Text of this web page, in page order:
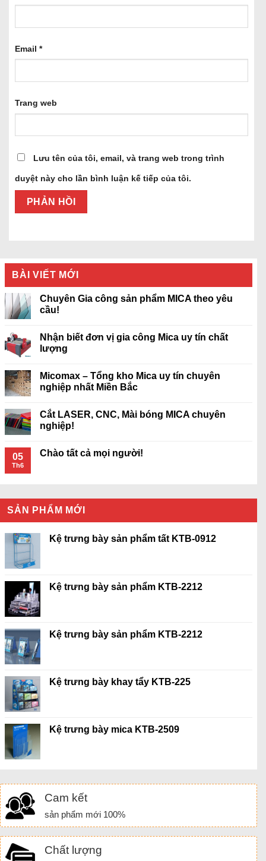
Email *
Trang web
Lưu tên của tôi, email, và trang web trong trình
duyệt này cho lần bình luận kế tiếp của tôi.
BÀI VIẾT MỚI
Chuyên Gia công sản phẩm MICA theo yêu
cầu!
Nhận biết đơn vị gia công Mica uy tín chất
lượng
Micomax – Tổng kho Mica uy tín chuyên
nghiệp nhất Miền Bắc
Cắt LASER, CNC, Mài bóng MICA chuyên
nghiệp!
05
Th6
Chào tất cả mọi người!
SẢN PHẨM MỚI
Kệ trưng bày sản phẩm tất KTB-0912
Kệ trưng bày sản phẩm KTB-2212
Kệ trưng bày sản phẩm KTB-2212
Kệ trưng bày khay tẩy KTB-225
Kệ trưng bày mica KTB-2509
Cam kết
sản phẩm mới 100%
Chất lượng